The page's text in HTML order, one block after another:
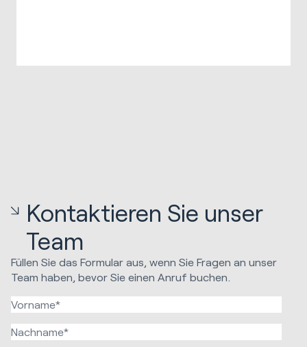
Kontaktieren Sie unser
Team
Füllen Sie das Formular aus, wenn Sie Fragen an unser
Team haben, bevor Sie einen Anruf buchen.